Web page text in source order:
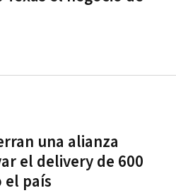
una alianza
el delivery de 600
el país